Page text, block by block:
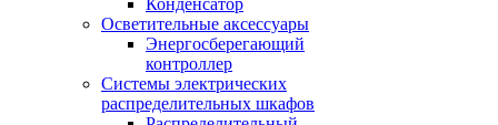
Конденсатор
Осветительные аксессуары
Энергосберегающий
контроллер
Системы электрических
распределительных шкафов